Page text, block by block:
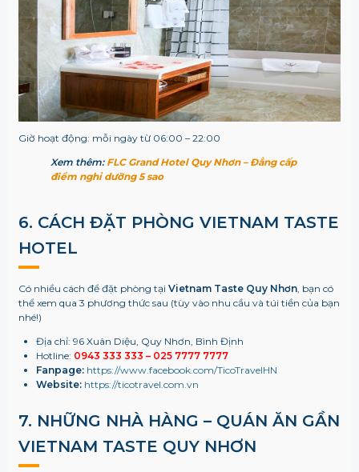
Giờ hoạt động: mỗi ngày từ 06:00 – 22:00
Xem thêm: FLC Grand Hotel Quy Nhơn – Đẳng cấp
điểm nghỉ dưỡng 5 sao
6. CÁCH ĐẶT PHÒNG VIETNAM TASTE
HOTEL
Có nhiều cách để đặt phòng tại Vietnam Taste Quy Nhơn, bạn có
thể xem qua 3 phương thức sau (tùy vào nhu cầu và túi tiền của bạn
nhé!)
Địa chỉ: 96 Xuân Diệu, Quy Nhơn, Bình Định
Hotline: 0943 333 333 – 025 7777 7777
Fanpage: https://www.facebook.com/TicoTravelHN
Website: https://ticotravel.com.vn
7. NHỮNG NHÀ HÀNG – QUÁN ĂN GẦN
VIETNAM TASTE QUY NHƠN